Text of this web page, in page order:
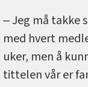
‒ Jeg må takke
med hvert
uker, men å
tittelen vår er